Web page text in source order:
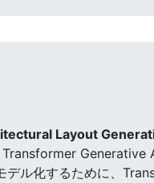
Layout
ル化するために、